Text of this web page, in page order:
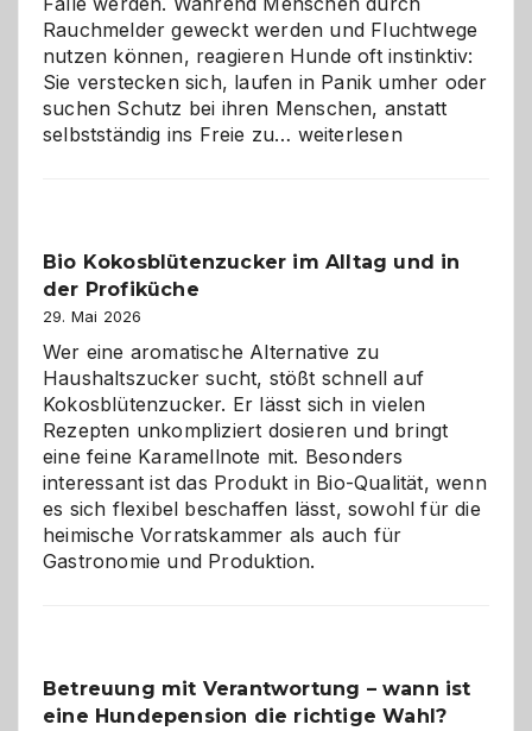
Rauchmelder geweckt werden und Fluchtwege
nutzen können, reagieren Hunde oft instinktiv:
Sie verstecken sich, laufen in Panik umher oder
suchen Schutz bei ihren Menschen, anstatt
selbstständig ins Freie zu… Wenn
Gefahr
für
Hunde
im
eigenen
Zuhause
weiterlesen
Bio Kokosblütenzucker im Alltag und in
der Profiküche
29. Mai 2026
Wer eine aromatische Alternative zu
Haushaltszucker sucht, stößt schnell auf
Kokosblütenzucker. Er lässt sich in vielen
Rezepten unkompliziert dosieren und bringt
eine feine Karamellnote mit. Besonders
interessant ist das Produkt in Bio-Qualität, wenn
es sich flexibel beschaffen lässt, sowohl für die
heimische Vorratskammer als auch für
Gastronomie und Produktion.
Betreuung mit Verantwortung – wann ist
eine Hundepension die richtige Wahl?